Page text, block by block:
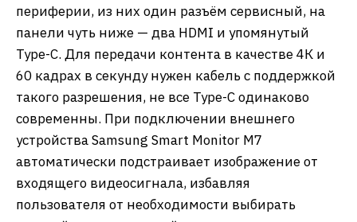
периферии, из них один разъём сервисный, на
панели чуть ниже — два HDMI и упомянутый
Type-C. Для передачи контента в качестве 4К и
60 кадрах в секунду нужен кабель с поддержкой
такого разрешения, не все Type-C одинаково
современны. При подключении внешнего
устройства Samsung Smart Monitor M7
автоматически подстраивает изображение от
входящего видеосигнала, избавляя
пользователя от необходимости выбирать